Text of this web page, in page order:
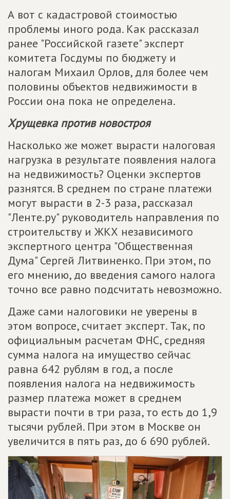
А вот с кадастровой стоимостью
проблемы иного рода. Как рассказал
ранее "Российской газете" эксперт
комитета Госдумы по бюджету и
налогам Михаил Орлов, для более чем
половины объектов недвижимости в
России она пока не определена.
Хрущевка против новостроя
Насколько же может вырасти налоговая
нагрузка в результате появления налога
на недвижимость? Оценки экспертов
разнятся. В среднем по стране платежи
могут вырасти в 2-3 раза, рассказал
"Ленте.ру" руководитель направления по
строительству и ЖКХ независимого
экспертного центра "Общественная
Дума" Сергей Литвиненко. При этом, по
его мнению, до введения самого налога
точно все равно подсчитать невозможно.
Даже сами налоговики не уверены в
этом вопросе, считает эксперт. Так, по
официальным расчетам ФНС, средняя
сумма налога на имущество сейчас
равна 642 рублям в год, а после
появления налога на недвижимость
размер платежа может в среднем
вырасти почти в три раза, то есть до 1,9
тысячи рублей. При этом в Москве он
увеличится в пять раз, до 6 690 рублей.